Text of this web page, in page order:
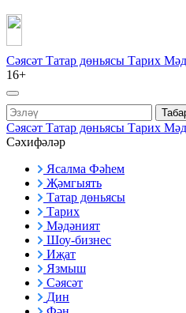
Сәясәт Татар дөньясы Тарих
16+
Сәясәт Татар дөньясы Тарих
Сәхифәләр
Ясалма Фәһем
Җәмгыять
Татар дөньясы
Тарих
Мәдәният
Шоу-бизнес
Иҗат
Язмыш
Сәясәт
Дин